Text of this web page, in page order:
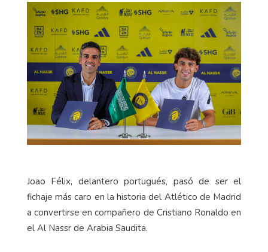
Joao Félix, delantero portugués, pasó de ser el
fichaje más caro en la historia del Atlético de Madrid
a convertirse en compañero de Cristiano Ronaldo en
el Al Nassr de Arabia Saudita.